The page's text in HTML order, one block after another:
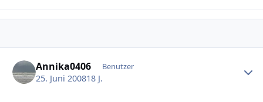
Annika0406 Benutzer
25. Juni 200818 J.